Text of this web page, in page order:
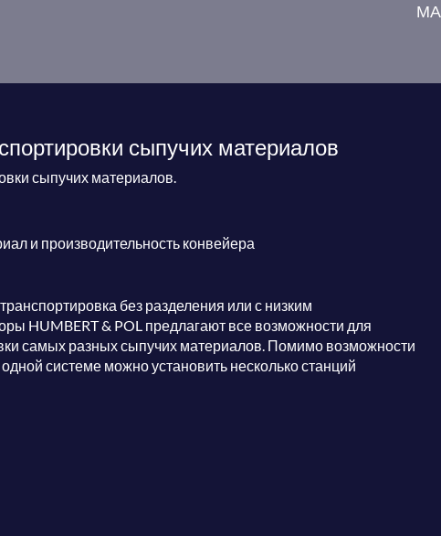
сыпучих материалов
сыпучих материалов.
и производительность конвейера
без разделения или с низким
HUMBERT & POL предлагают все возможности для
самых разных сыпучих материалов. Помимо возможности
системе можно установить несколько станций